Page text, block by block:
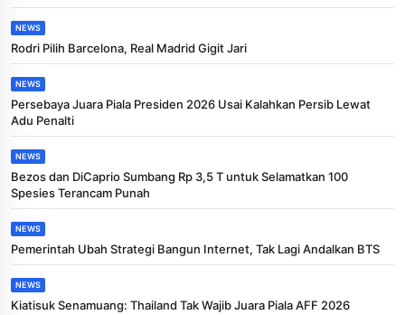
NEWS
Rodri Pilih Barcelona, Real Madrid Gigit Jari
NEWS
Persebaya Juara Piala Presiden 2026 Usai Kalahkan Persib Lewat
Adu Penalti
NEWS
Bezos dan DiCaprio Sumbang Rp 3,5 T untuk Selamatkan 100
Spesies Terancam Punah
NEWS
Pemerintah Ubah Strategi Bangun Internet, Tak Lagi Andalkan BTS
NEWS
Kiatisuk Senamuang: Thailand Tak Wajib Juara Piala AFF 2026